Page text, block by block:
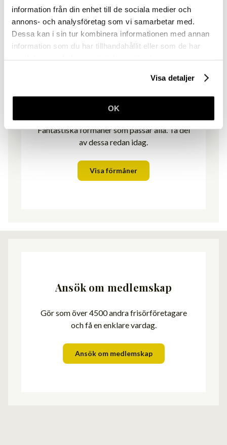
information från din enhet till de sociala medier och
annons- och analysföretag som vi samarbetar med.
Dessa kan i sin tur kombinera informationen med annan
information som du har tillhandahållit eller som de har
Visa detaljer
OK
Medlemsförmåner
Fantastiska förmåner som passar alla. Ta del
av dessa redan idag.
Visa förmåner
Ansök om medlemskap
Gör som över 4500 andra frisörföretagare
och få en enklare vardag.
Ansök om medlemskap